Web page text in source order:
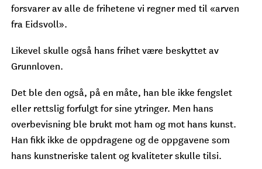
forsvarer av alle de frihetene vi regner med til «arven
fra Eidsvoll».
Likevel skulle også hans frihet være beskyttet av
Grunnloven.
Det ble den også, på en måte, han ble ikke fengslet
eller rettslig forfulgt for sine ytringer. Men hans
overbevisning ble brukt mot ham og mot hans kunst.
Han fikk ikke de oppdragene og de oppgavene som
hans kunstneriske talent og kvaliteter skulle tilsi.